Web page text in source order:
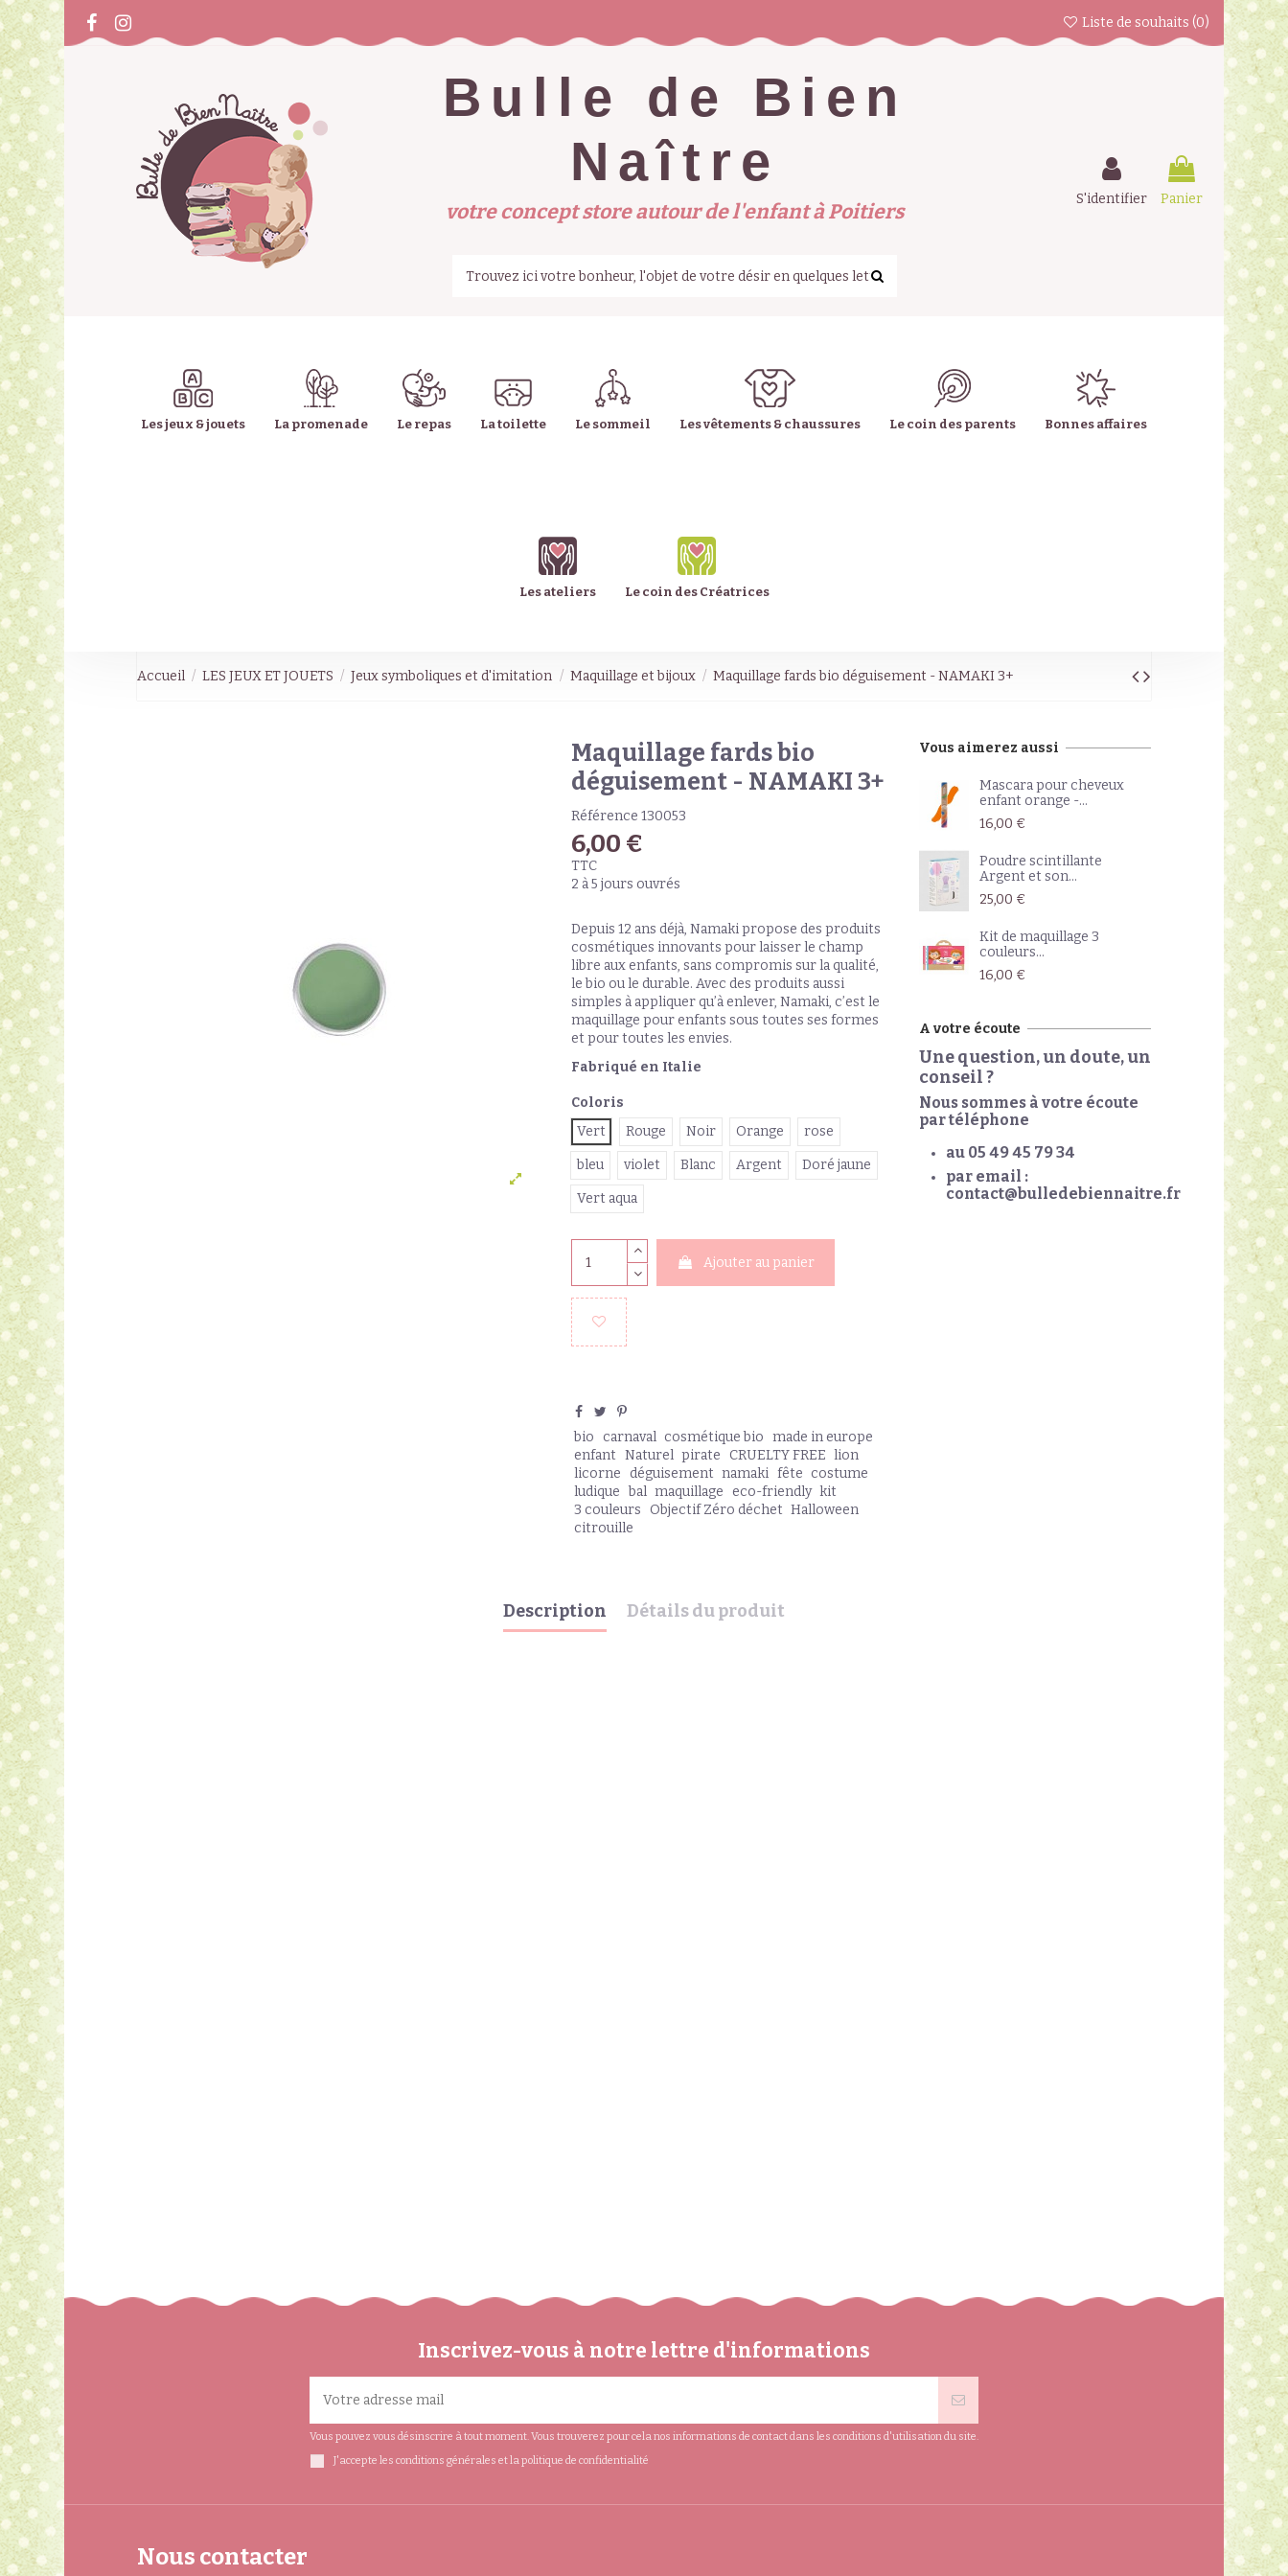
Liste de souhaits (0)
Bulle de Bien
Naître
votre concept store autour de l'enfant à Poitiers
S'identifier Panier
Les jeux & jouets La promenade Le repas La toilette Le sommeil Les vêtements & chaussures Le coin des parents Bonnes affaires
Les ateliers Le coin des Créatrices
Accueil LES JEUX ET JOUETS Jeux symboliques et d'imitation Maquillage et bijoux Maquillage fards bio déguisement - NAMAKI 3+
Maquillage fards bio
déguisement - NAMAKI 3+
Référence 130053
6,00 €
TTC
2 à 5 jours ouvrés
Depuis 12 ans déjà, Namaki propose des produits
cosmétiques innovants pour laisser le champ
libre aux enfants, sans compromis sur la qualité,
le bio ou le durable. Avec des produits aussi
simples à appliquer qu’à enlever, Namaki, c’est le
maquillage pour enfants sous toutes ses formes
et pour toutes les envies.
Fabriqué en Italie
Coloris
Vert
Rouge Noir Orange rose
bleu violet Blanc Argent Doré jaune
Vert aqua
Ajouter au panier
bio carnaval cosmétique bio made in europe
enfant Naturel pirate CRUELTY FREE lion
licorne
déguisement namaki fête costume
ludique bal maquillage eco-friendly kit
3 couleurs
Objectif Zéro déchet Halloween
citrouille
Vous aimerez aussi
Mascara pour cheveux
enfant orange -...
16,00 €
Poudre scintillante
Argent et son...
25,00 €
Kit de maquillage 3
couleurs...
16,00 €
A votre écoute
Une question, un doute, un
conseil ?
Nous sommes à votre écoute
par téléphone
au 05 49 45 79 34
par email :
contact@bulledebiennaitre.fr
Description Détails du produit
Inscrivez-vous à notre lettre d'informations
Vous pouvez vous désinscrire à tout moment. Vous trouverez pour cela nos informations de contact dans les conditions d'utilisation du site.
J'accepte les conditions générales et la politique de confidentialité
Nous contacter